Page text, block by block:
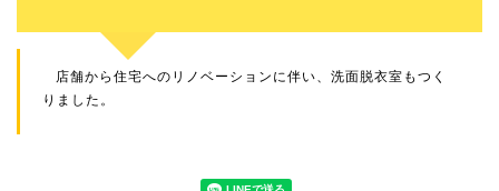
店舗から住宅へのリノベーションに伴い、洗面脱衣室もつく
りました。